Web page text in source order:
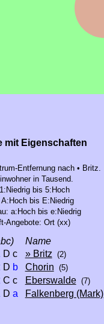
mit Eigenschaften
Entfernung nach • Britz.
in Tausend.
bis 5:Hoch
bis E:Niedrig
a:Hoch bis e:Niedrig
Angebote: Ort (xx)
Name
D c » Britz (2)
D b Chorin (5)
C c Eberswalde (7)
D a Falkenberg (Mark)